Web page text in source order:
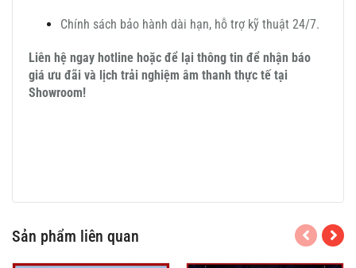
Chính sách bảo hành dài hạn, hỗ trợ kỹ thuật 24/7.
Liên hệ ngay hotline hoặc để lại thông tin để nhận báo
giá ưu đãi và lịch trải nghiệm âm thanh thực tế tại
Showroom!
Sản phẩm liên quan